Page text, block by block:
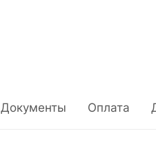
Документы Оплата